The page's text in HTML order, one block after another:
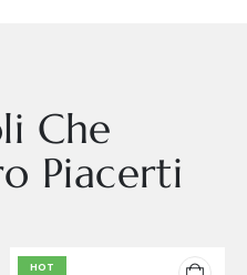
Che
Piacerti
HOT